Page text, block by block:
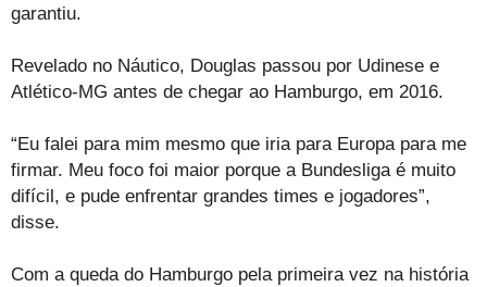
garantiu.
Revelado no Náutico, Douglas passou por Udinese e
Atlético-MG antes de chegar ao Hamburgo, em 2016.
“Eu falei para mim mesmo que iria para Europa para me
firmar. Meu foco foi maior porque a Bundesliga é muito
difícil, e pude enfrentar grandes times e jogadores”,
disse.
Com a queda do Hamburgo pela primeira vez na história